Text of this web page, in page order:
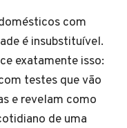
com
é insubstituível.
exatamente isso:
testes que vão
e revelam como
de uma